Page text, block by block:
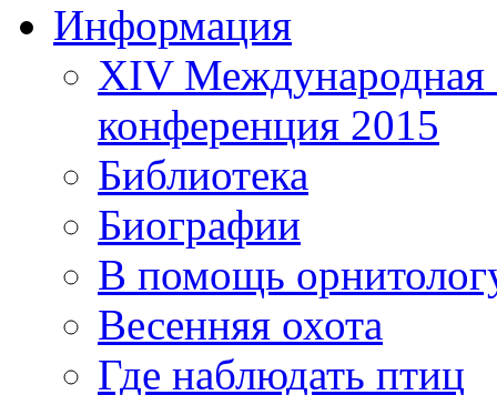
Информация
XIV Международная
конференция 2015
Библиотека
Биографии
В помощь
Весенняя охота
Где наблюдать птиц